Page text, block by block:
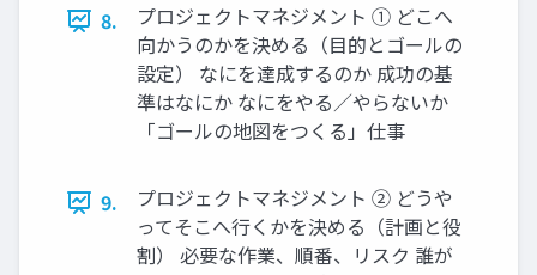
8.
プロジェクトマネジメント ① どこへ
向かうのかを決める（目的とゴールの
設定） なにを達成するのか 成功の基
準はなにか なにをやる／やらないか
「ゴールの地図をつくる」仕事
9.
プロジェクトマネジメント ② どうや
ってそこへ行くかを決める（計画と役
割） 必要な作業、順番、リスク 誰が